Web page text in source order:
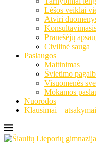
Lėšos veiklai
Atviri
Pranešėjų
Civilinė sauga
Paslaugos
Maitinimas
Švietimo
Visuomenės
Mokamos
Nuorodos
Klausimai – atsakymai